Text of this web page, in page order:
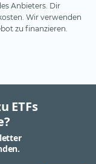
Anbieters. Dir
Wir verwenden
zu finanzieren.
ETFs